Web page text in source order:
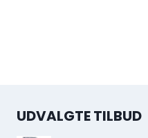
UDVALGTE TILBUD